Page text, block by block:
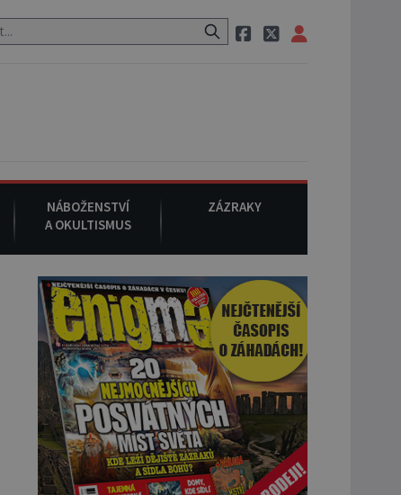
po cestě utíká zvláštní psovitá šelma, údajně bájná čupakabra.
NÁBOŽENSTVÍ
A OKULTISMUS
ZÁZRAKY